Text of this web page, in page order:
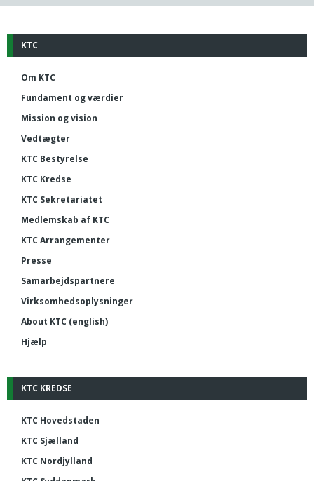
KTC
Om KTC
Fundament og værdier
Mission og vision
Vedtægter
KTC Bestyrelse
KTC Kredse
KTC Sekretariatet
Medlemskab af KTC
KTC Arrangementer
Presse
Samarbejdspartnere
Virksomhedsoplysninger
About KTC (english)
Hjælp
KTC KREDSE
KTC Hovedstaden
KTC Sjælland
KTC Nordjylland